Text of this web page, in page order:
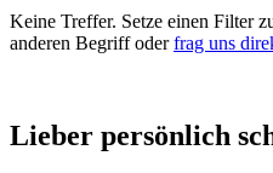
Keine Treffer. Setze einen Filter
anderen Begriff oderfrag uns
Lieber persönlich